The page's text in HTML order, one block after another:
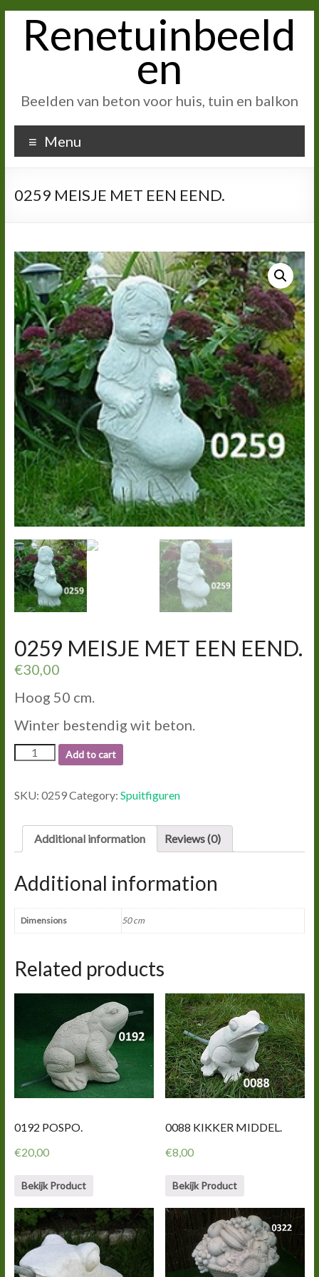
inhoudRenetuinbeeld
en
Beelden van beton voor huis, tuin en balkon
Menu
0259 MEISJE MET EEN EEND.
0259 MEISJE MET EEN EEND.
€30,00
Hoog 50 cm.
Winter bestendig wit beton.
0259
MEISJE
EEN
Add to cart
SKU: 0259Category: Spuitfiguren
Additional information Reviews (0)
Additional information
Dimensions 50 cm
Related products
0192 POSPO.
€20,00
Bekijk Product
0088 KIKKER MIDDEL.
€8,00
Bekijk Product